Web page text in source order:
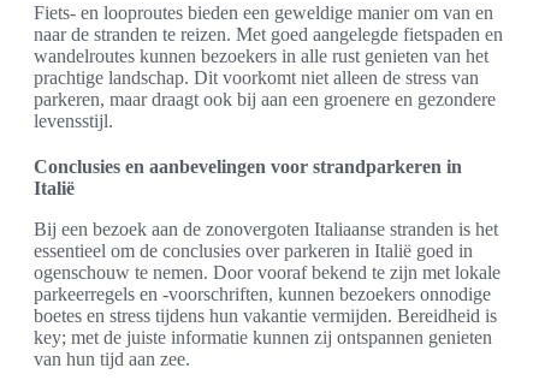
Fiets- en looproutes bieden een geweldige manier om van en
naar de stranden te reizen. Met goed aangelegde fietspaden en
wandelroutes kunnen bezoekers in alle rust genieten van het
prachtige landschap. Dit voorkomt niet alleen de stress van
parkeren, maar draagt ook bij aan een groenere en gezondere
levensstijl.
Conclusies en aanbevelingen voor strandparkeren in
Italië
Bij een bezoek aan de zonovergoten Italiaanse stranden is het
essentieel om de conclusies over parkeren in Italië goed in
ogenschouw te nemen. Door vooraf bekend te zijn met lokale
parkeerregels en -voorschriften, kunnen bezoekers onnodige
boetes en stress tijdens hun vakantie vermijden. Bereidheid is
key; met de juiste informatie kunnen zij ontspannen genieten
van hun tijd aan zee.